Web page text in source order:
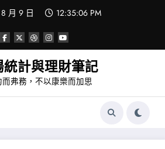
月 9 日 12:35:08 PM
計與理財筆記
弗務，不以康樂而加思